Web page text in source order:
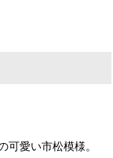
愛い市松模様。